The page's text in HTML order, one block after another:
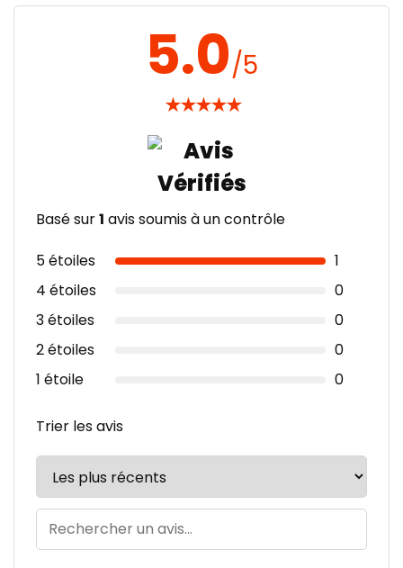
5.0/5
★★★★★
Basé sur1 avis soumis à un contrôle
5 étoiles
1
4 étoiles
0
3 étoiles
0
2 étoiles
0
1 étoile
0
Trier les avis